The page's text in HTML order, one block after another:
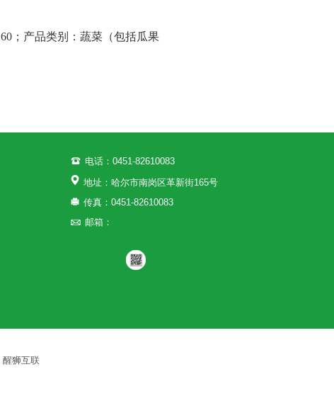
60 ；产品类别：蔬菜（包括瓜果
电话：0451-82610083
地址：哈尔市南岗区革新街165号
传真：0451-82610083
邮箱：
醒狮互联